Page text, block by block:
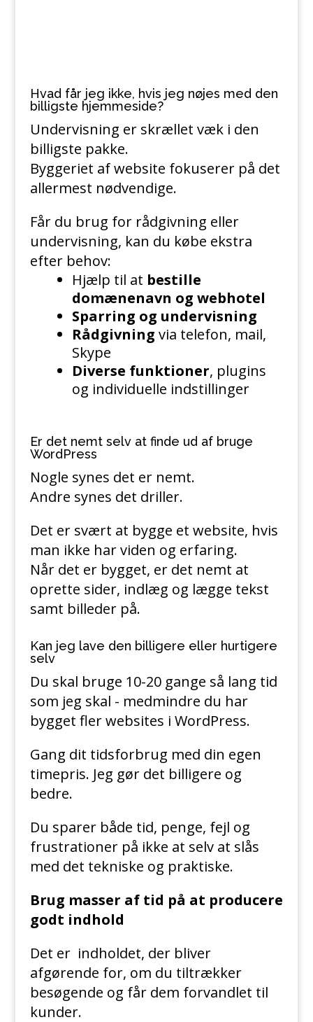
Hvad får jeg ikke, hvis jeg nøjes med den
billigste hjemmeside?
Undervisning er skrællet væk i den
billigste pakke.
Byggeriet af website fokuserer på det
allermest nødvendige.
Får du brug for rådgivning eller
undervisning, kan du købe ekstra
efter behov:
Hjælp til at bestille
domænenavn og webhotel
Sparring og undervisning
Rådgivning via telefon, mail,
Skype
Diverse funktioner, plugins
og individuelle indstillinger
Er det nemt selv at finde ud af bruge
WordPress
Nogle synes det er nemt.
Andre synes det driller.
Det er svært at bygge et website, hvis
man ikke har viden og erfaring.
Når det er bygget, er det nemt at
oprette sider, indlæg og lægge tekst
samt billeder på.
Kan jeg lave den billigere eller hurtigere
selv
Du skal bruge 10-20 gange så lang tid
som jeg skal - medmindre du har
bygget fler websites i WordPress.
Gang dit tidsforbrug med din egen
timepris. Jeg gør det billigere og
bedre.
Du sparer både tid, penge, fejl og
frustrationer på ikke at selv at slås
med det tekniske og praktiske.
Brug masser af tid på at producere
godt indhold
Det er indholdet, der bliver
afgørende for, om du tiltrækker
besøgende og får dem forvandlet til
kunder.